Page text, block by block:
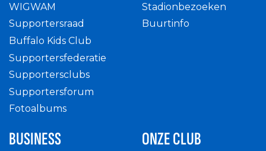
WIGWAM
Supportersraad
Buffalo Kids Club
Supportersfederatie
Supportersclubs
Supportersforum
Fotoalbums
Stadionbezoeken
Buurtinfo
BUSINESS ONZE CLUB